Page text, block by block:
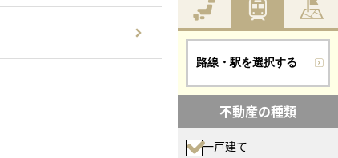
路線・駅を選択する
不動産の種類
一戸建て